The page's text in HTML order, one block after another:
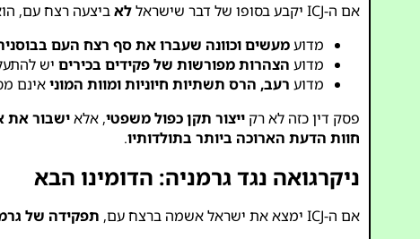
אם ה-ICJ יקבע בסופו של דבר שישראל לאביצעה רצח עם,
מדועמעשים וכוונה שעברו את סף רצח העם
מדוע הצהרות מפורשות של פקידים בכירים יש
מדוע רעב, הרס תשתיות חיוניות ומוות המוניאינם
פסק דין כזה לא רקייצור תקן כפול משפטי, אלאישבור את
חוות הדעת הארוכה ביותר בתולדותיו.
ניקרגואה נגד גרמניה: הדומינו הבא
אם ה-ICJ ימצא את ישראל אשמה ברצח עם, תפקידה של